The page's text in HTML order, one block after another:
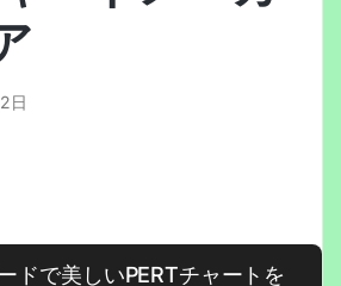
日
ドで美しいPERTチャートを